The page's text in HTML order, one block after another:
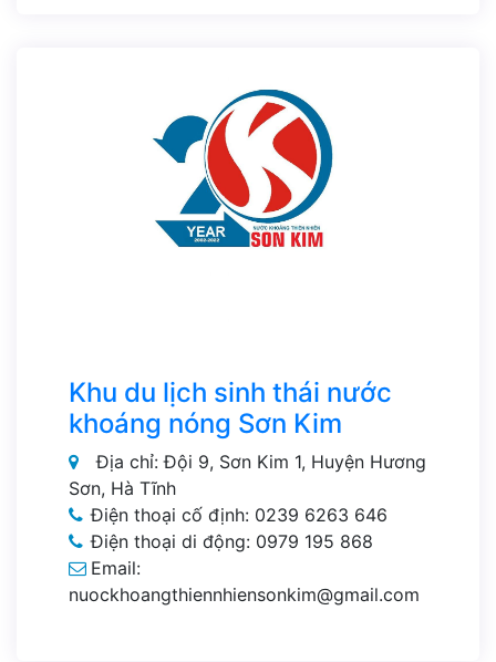
Khu du lịch sinh thái nước
khoáng nóng Sơn Kim
Địa chỉ: Đội 9, Sơn Kim 1, Huyện Hương
Sơn, Hà Tĩnh
Điện thoại cố định: 0239 6263 646
Điện thoại di động: 0979 195 868
Email:
nuockhoangthiennhiensonkim@gmail.com